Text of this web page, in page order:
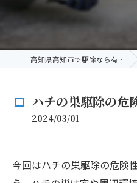
高知県高知市で駆除なら有限会社黒潮消毒
ハチの巣駆除の危
2024/03/01
今回はハチの巣駆除の危険